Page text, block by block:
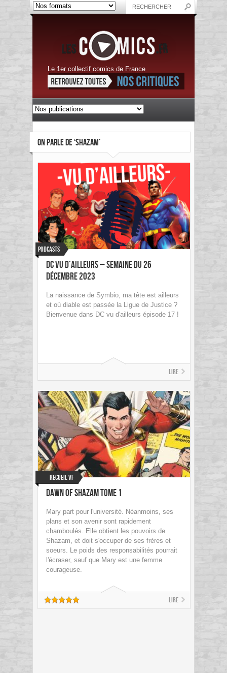
Le 1er collectif comics de France
ON PARLE DE ‘SHAZAM’
Podcasts
DC vu d’ailleurs – Semaine du 26
Décembre 2023
La naissance de Symbio, ma tête est ailleurs
et où diable est passée la Ligue de Justice ?
Bienvenue dans DC vu d'ailleurs épisode 17 !
Lire
Recueil VF
Dawn of Shazam Tome 1
Mary part pour l'université. Néanmoins, ses
plans et son avenir sont rapidement
chamboulés. Elle obtient les pouvoirs de
Shazam, et doit s'occuper de ses frères et
soeurs. Le poids des responsabilités pourrait
l'écraser, sauf que Mary est une femme
courageuse.
Lire